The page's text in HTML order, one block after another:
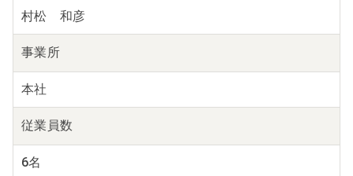
村松 和彦
事業所
本社
従業員数
6名